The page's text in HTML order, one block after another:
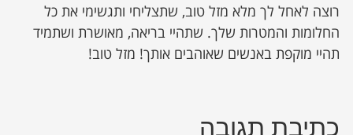
רוצה לאחל לך מלא מזל טוב, שתצליחי ותגשימי את כל
החלומות והמטרות שלך. שתהיי בריאה, מאושרת ושתמיד
תהיי מוקפת באנשים שאוהבים אותך! מזל טוב!
כתיבת תגובה